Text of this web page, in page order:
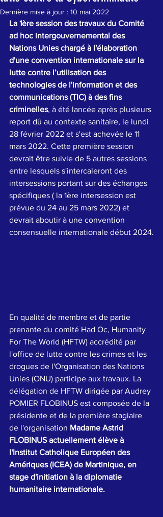
Dernière mise à jour : 10 mai 2022
La 1ère session des travaux du Comité
ad hoc intergouvernemental des
Nations Unies chargé à l'élaboration
d'une convention internationale sur la
lutte contre l’utilisation des
technologies de l'information et des
communications (TIC) à des fins
criminelles, à été lancée après plusieurs
report dû au contexte sanitaire, le lundi
28 février 2022 et s'est achevée le 11
mars 2022. Cette première session
devrait être suivie de 5 autres sessions
entre lesquels s'intercaleront des
intersessions portant sur des échanges
spécifiques ( la 1ère intersession est
prévue du 24 au 25 mars 2022) et
devrait aboutir à une convention
consensuelle internationale début 2024.
En qualité de membre et de partie
prenante du comité Had Oc, Humanity
For The World (HFTW) accrédité par
l'office de lutte contre les crimes et les
drogues de l'Organisation des Nations
Unies (ONU) participe aux travaux. La
délégation de HFTW dirigée par Audrey
POMIER FLOBINUS est composée de la
présidente et de la première stagiaire
de l'organisation Madame Astrid
FLOBINUS actuellement élève à
l'Institut Catholique Européen des
Amériques (ICEA) de Martinique, en
stage d'initiation à la diplomatie
humanitaire internationale.